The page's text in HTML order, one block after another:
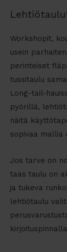
Workshopit,
usein
perinteiset
tussitaulu
Long-tail-
pyörillä,
näitä
sopivaa mallia
Jos tarve on
taas taulu on
ja tukeva
lehtiötaulu